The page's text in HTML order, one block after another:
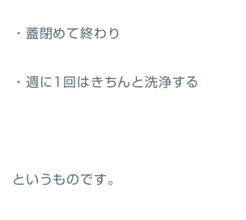
・蓋閉めて終わり
・週に1回はきちんと洗浄する
というものです。